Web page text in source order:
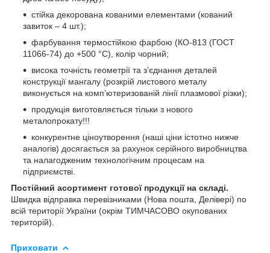
стійка декорована кованими елементами (кований
завиток – 4 шт.);
фарбування термостійкою фарбою (КО-813 (ГОСТ
11066-74) до +500 °С), колір чорний;
висока точність геометрії та з’єднання деталей
конструкції мангалу (розкрій листового металу
виконується на комп’ютеризованій лінії плазмової різки);
продукція виготовляється тільки з нового
металопрокату!!!
конкурентне ціноутворення (наші ціни істотно нижче
аналогів) досягається за рахунок серійного виробництва
та налагодженим технологічним процесам на
підприємстві.
Постійний асортимент готової продукції на складі.
Швидка відправка перевізниками (Нова пошта, Делівері) по
всій території України (окрім ТИМЧАСОВО окупованих
територій).
Приховати